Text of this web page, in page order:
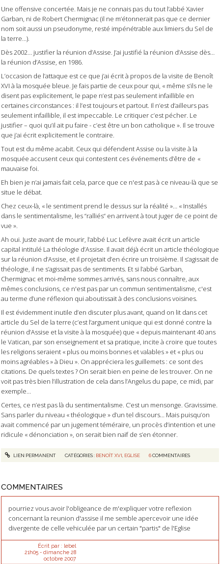
Une offensive concertée. Mais je ne connais pas du tout l’abbé Xavier
Garban, ni de Robert Chermignac (il ne m’étonnerait pas que ce dernier
nom soit aussi un pseudonyme, resté impénétrable aux limiers du Sel de
la terre …).
Dès 2002… justifier la réunion d’Assise. J’ai justifié la réunion d’Assise dès…
la réunion d’Assise, en 1986.
L’occasion de l’attaque est ce que j’ai écrit à propos de la visite de Benoît
XVI à la mosquée bleue. Je fais partie de ceux pour qui, « même s’ils ne le
disent pas explicitement, le pape n’est pas seulement infaillible en
certaines circonstances : il l’est toujours et partout. Il n’est d’ailleurs pas
seulement infaillible, il est impeccable. Le critiquer c’est pécher. Le
justifier – quoi qu’il ait pu faire - c’est être un bon catholique ». Il se trouve
que j’ai écrit explicitement le contraire.
Tout est du même acabit. Ceux qui défendent Assise ou la visite à la
mosquée accusent ceux qui contestent ces événements d’être de «
mauvaise foi
Eh bien je n’ai jamais fait cela, parce que ce n'est pas à ce niveau-là que se
situe le débat.
Chez ceux-là, « le sentiment prend le dessus sur la réalité »… « Installés
dans le sentimentalisme, les “ralliés“ en arrivent à tout juger de ce point de
vue ».
Ah oui. Juste avant de mourir, l’abbé Luc Lefèvre avait écrit un article
capital intitulé La théologie d’Assise . Il avait déjà écrit un article théologique
sur la réunion d’Assise, et il projetait d’en écrire un troisième. Il s’agissait de
théologie, il ne s’agissait pas de sentiments. Et si l’abbé Garban,
Chermignac et moi-même sommes arrivés, sans nous connaître, aux
mêmes conclusions, ce n'est pas par un commun sentimentalisme, c'est
au terme d’une réflexion qui aboutissait à des conclusions voisines.
Il est évidemment inutile d’en discuter plus avant, quand on lit dans cet
article du Sel de la terre (c’est l’argument unique qui est donné contre la
réunion d’Assise et la visite à la mosquée) que « depuis maintenant 40 ans
le Vatican, par son enseignement et sa pratique, incite à croire que toutes
les religions seraient « plus ou moins bonnes et valables » et « plus ou
moins agréables »à Dieu ». On appréciera les guillemets : ce sont des
citations. De quels textes ? On serait bien en peine de les trouver. On ne
voit pas très bien l’illustration de cela dans l’Angelus du pape, ce midi, par
exemple…
Certes, ce n’est pas là du sentimentalisme. C’est un mensonge. Gravissime.
Sans parler du niveau « théologique » d’un tel discours... Mais puisqu’on
avait commencé par un jugement téméraire, un procès d’intention et une
ridicule « dénonciation », on serait bien naïf de s’en étonner.
LIEN PERMANENT CATÉGORIES : BENOÎT XVI EGLISE 6COMMENTAIRES
COMMENTAIRES
pourriez vous avoir l'obligeance de m'expliquer votre reflexion
concernant la reunion d'assise il me semble apercevoir une idée
divergente de celle vehiculée par un certain "partis" de l'Eglise
Écrit par : lebel
21h05- dimanche 28
octobre 2007